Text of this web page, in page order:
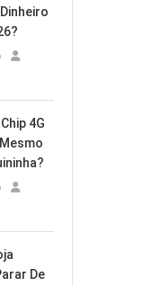
4G
De